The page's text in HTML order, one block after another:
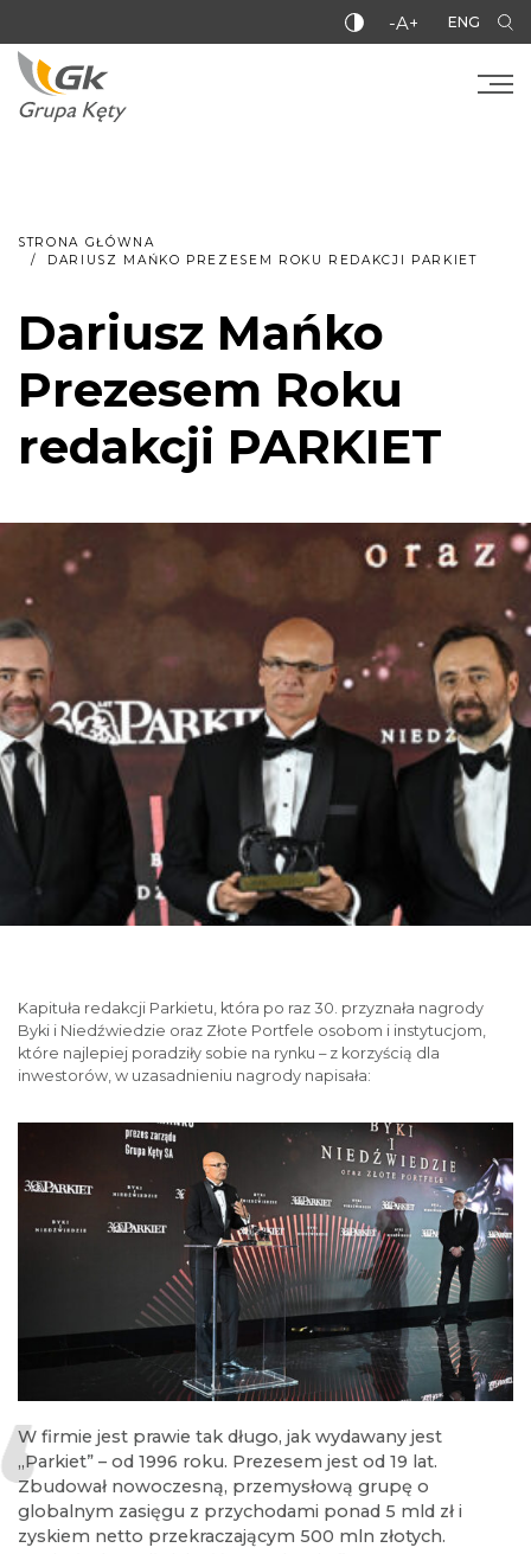
-A+ ENG
STRONA GŁÓWNA
DARIUSZ MAŃKO PREZESEM ROKU REDAKCJI PARKIET
Dariusz Mańko
Prezesem Roku
redakcji PARKIET
Kapituła redakcji Parkietu, która po raz 30. przyznała nagrody
Byki i Niedźwiedzie oraz Złote Portfele osobom i instytucjom,
które najlepiej poradziły sobie na rynku – z korzyścią dla
inwestorów, w uzasadnieniu nagrody napisała:
W firmie jest prawie tak długo, jak wydawany jest
„Parkiet” – od 1996 roku. Prezesem jest od 19 lat.
Zbudował nowoczesną, przemysłową grupę o
globalnym zasięgu z przychodami ponad 5 mld zł i
zyskiem netto przekraczającym 500 mln złotych.